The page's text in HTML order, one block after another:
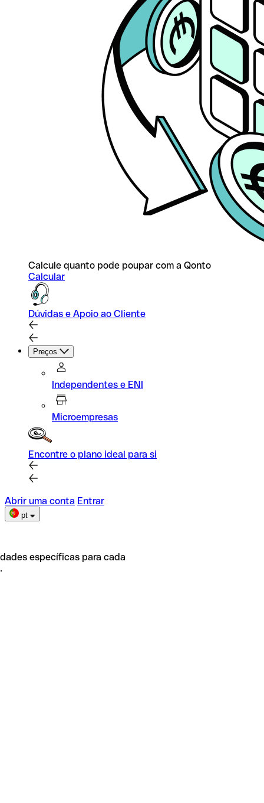
Calcule quanto pode poupar com a Qonto
Calcular
Dúvidas e Apoio ao Cliente
Preços
Independentes e ENI
Microempresas
Encontre o plano ideal para si
Abrir uma conta Entrar
pt
específicas para cada